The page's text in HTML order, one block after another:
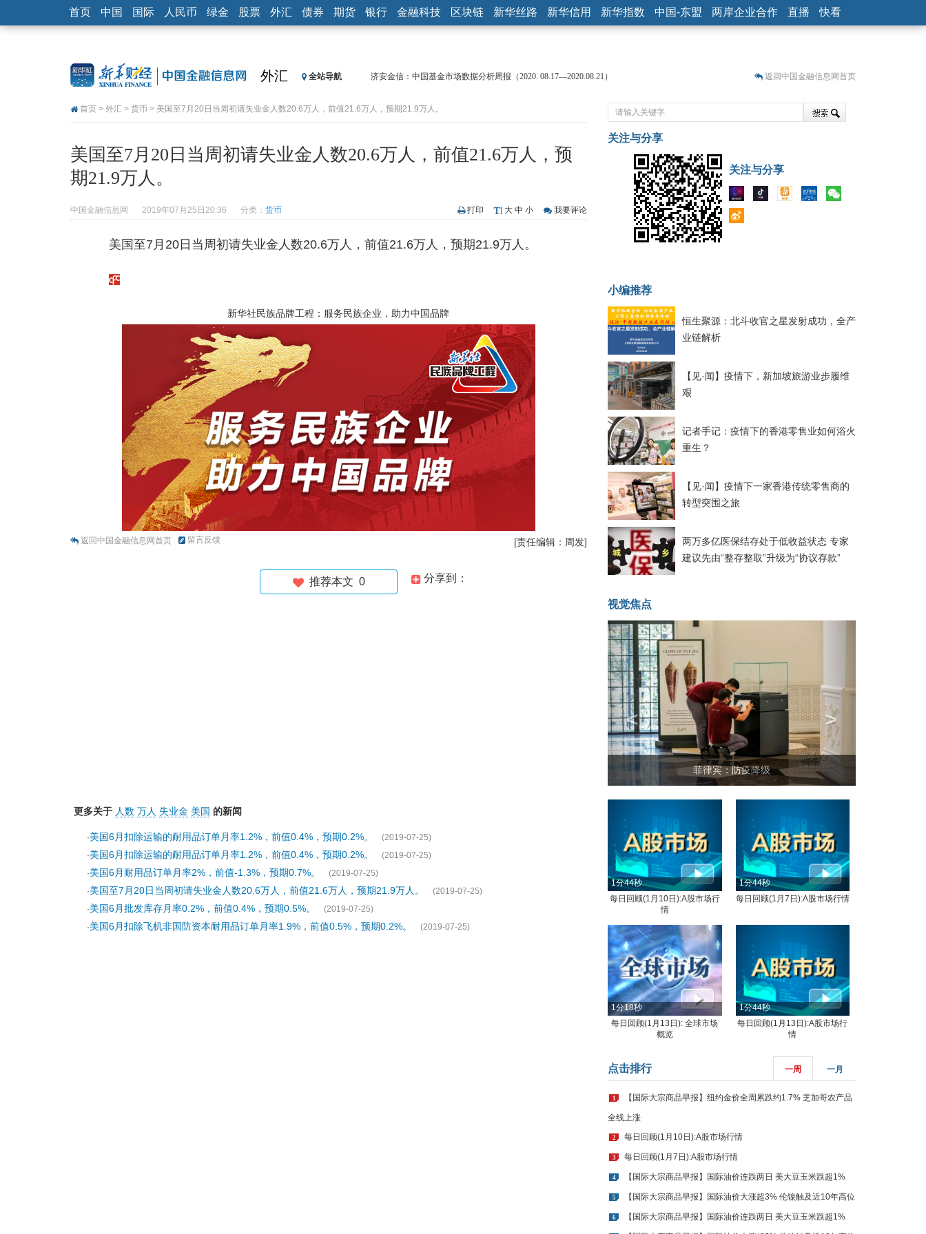
首页 中国 国际 人民币 绿金 股票 外汇 债券 期货 银行 金融科技 区块链 新华丝路 新华信用 新华指数 中国-东盟 两岸企业合作 直播 快看
外汇 全站导航
济安金信：中国基金市场数据分析周报（2020. 08.17—2020.08.21）
记者手记：疫情下的香港零售业如何浴火重生？
济安金信：中国基金市场数据分析周报（2020. 07.27—2020.07.31）
【新华财经调查】同业存单、结构性存款玩起“跷跷板” 结构性失衡藏
沥青期货连续两日涨逾3% 沪银及两粕涨势喜人
恒生聚源：北斗收官之星发射成功，全产业链解析
返回中国金融信息网首页
首页 > 外汇 > 货币 > 美国至7月20日当周初请失业金人数20.6万人，前值21.6万人，预期21.9万人。
美国至7月20日当周初请失业金人数20.6万人，前值21.6万人，预
期21.9万人。
中国金融信息网 2019年07月25日20:36 分类： 货币 打印 大 中 小 我要评论
美国至7月20日当周初请失业金人数20.6万人，前值21.6万人，预期21.9万人。
新华社民族品牌工程：服务民族企业，助力中国品牌
返回中国金融信息网首页 留言反馈 [责任编辑：周发]
分享到：
推荐本文 0
更多关于 人数 万人 失业金 美国 的新闻
·美国6月扣除运输的耐用品订单月率1.2%，前值0.4%，预期0.2%。
(2019-07-25)
·美国6月扣除运输的耐用品订单月率1.2%，前值0.4%，预期0.2%。
(2019-07-25)
·美国6月耐用品订单月率2%，前值-1.3%，预期0.7%。
(2019-07-25)
·美国至7月20日当周初请失业金人数20.6万人，前值21.6万人，预期21.9万人。
(2019-07-25)
·美国6月批发库存月率0.2%，前值0.4%，预期0.5%。
(2019-07-25)
·美国6月扣除飞机非国防资本耐用品订单月率1.9%，前值0.5%，预期0.2%。 (2019-07-25)
关注与分享
关注与分享
小编推荐
恒生聚源：北斗收官之星发射成功，全产
业链解析
【见·闻】疫情下，新加坡旅游业步履维
艰
记者手记：疫情下的香港零售业如何浴火
重生？
【见·闻】疫情下一家香港传统零售商的
转型突围之旅
两万多亿医保结存处于低收益状态 专家
建议先由“整存整取”升级为“协议存款”
视觉焦点
菲律宾：防疫降级
< >
1分44秒
每日回顾(1月10日):A股市场行
情
1分44秒
每日回顾(1月7日):A股市场行情
1分18秒
每日回顾(1月13日): 全球市场
概览
1分44秒
每日回顾(1月13日):A股市场行
情
点击排行 一周 一月
1 【国际大宗商品早报】纽约金价全周累跌约1.7% 芝加哥农产品
全线上涨
2 每日回顾(1月10日):A股市场行情
3 每日回顾(1月7日):A股市场行情
4 【国际大宗商品早报】国际油价连跌两日 美大豆玉米跌超1%
5 【国际大宗商品早报】国际油价大涨超3% 伦镍触及近10年高位
6 【国际大宗商品早报】国际油价连跌两日 美大豆玉米跌超1%